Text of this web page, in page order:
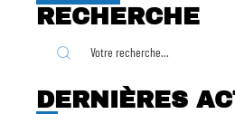
RECHERCHE
DERNIÈRES